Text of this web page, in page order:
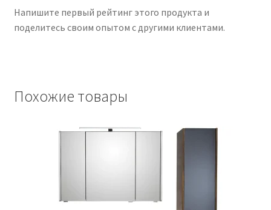
Напишите первый рейтинг этого продукта и
поделитесь своим опытом с другими клиентами.
Похожие товары